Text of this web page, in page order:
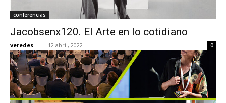
conferencias
Jacobsenx120. El Arte en lo cotidiano
veredes - 12 abril, 2022 0